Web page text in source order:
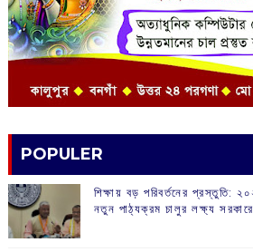
POPULER
শিক্ষায় বড় পরিবর্তনের প্রস্তুতি:
নতুন পাঠ্যক্রম চালুর লক্ষ্য